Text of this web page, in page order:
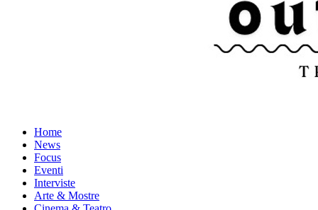
Home
News
Focus
Eventi
Interviste
Arte & Mostre